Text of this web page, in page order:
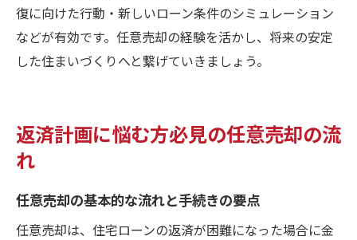
復に向けた行動・新しいローン条件のシミュレーション
などが有効です。任意売却の経験を活かし、将来の安定
した住まいづくりへと繋げていきましょう。
返済計画に悩む方必見の任意売却の流
れ
任意売却の基本的な流れと手続きの要点
任意売却は、住宅ローンの返済が困難になった場合に金